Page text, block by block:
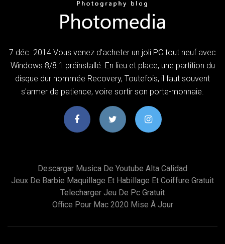
7 déc. 2014 Vous venez d'acheter un joli PC tout neuf avec
Windows 8/8.1 préinstallé. En lieu et place, une partition du
disque dur nommée Recovery, Toutefois, il faut souvent
s'armer de patience, voire sortir son porte-monnaie.
Descargar Musica De Youtube Alta Calidad
Jeux De Barbie Maquillage Et Habillage Et Coiffure Gratuit
Telecharger Jeu De Pc Gratuit
Office Pour Mac 2020 Mise À Jour